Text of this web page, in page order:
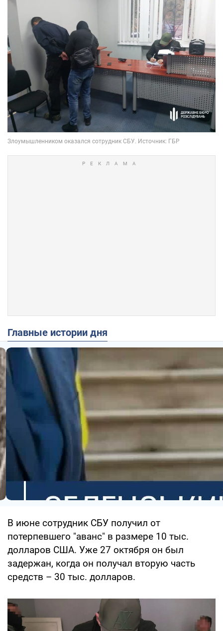
Главные истории дня
В июне сотрудник СБУ получил от
потерпевшего "аванс" в размере 10 тыс.
долларов США. Уже 27 октября он был
задержан, когда он получал вторую часть
средств – 30 тыс. долларов.